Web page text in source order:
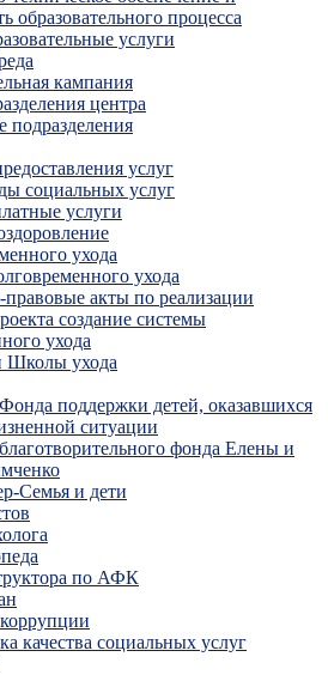
образовательного процесса
услуги
кампания
центра
подразделения
услуг
социальных услуг
услуги
ухода
ухода
акты по реализации
создание системы
ухода
Школы ухода
поддержки детей, оказавшихся
ситуации
фонда Елены и
Семья и дети
по АФК
качества социальных услуг